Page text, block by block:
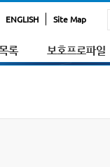
ENGLISH Site Map
록 보호프로파일